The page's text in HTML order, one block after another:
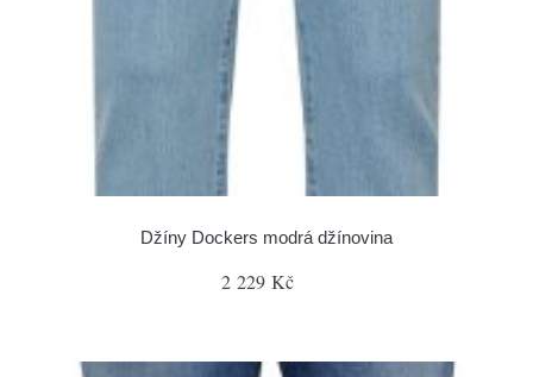
Džíny Dockers modrá džínovina
2 229 Kč